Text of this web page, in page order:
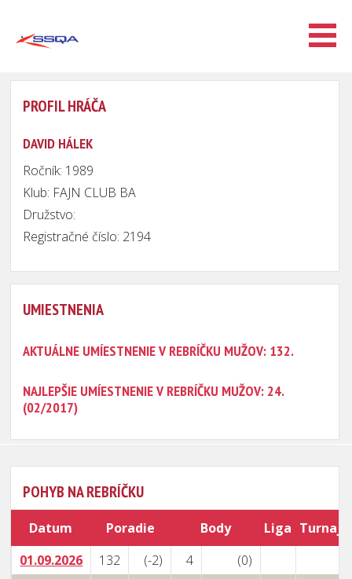
PROFIL HRÁČA
DAVID HÁLEK
Ročník: 1989
Klub: FAJN CLUB BA
Družstvo:
Registračné číslo: 2194
UMIESTNENIA
AKTUÁLNE UMÍESTNENIE V REBRÍČKU MUŽOV: 132.
NAJLEPŠIE UMÍESTNENIE V REBRÍČKU MUŽOV: 24.
(02/2017)
POHYB NA REBRÍČKU
Datum Poradie Body Liga Turnaje
01.09.2026
132 (-2) 4
(0)